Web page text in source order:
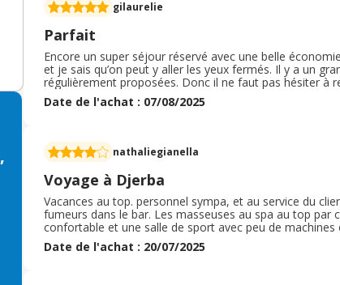
gilaurelie
Parfait
Encore un super séjour réservé avec une belle
et je sais qu’on peut y aller les yeux fermés. Il y a un
régulièrement proposées. Donc il ne faut pas hésiter à
est très facile, il est également possible de se faire
en plusieurs fois ce qui est appréciable.
Date de l'achat : 07/08/2025
nathaliegianella
Voyage à Djerba
Vacances au top. personnel sympa, et au service du
fumeurs dans le bar. Les masseuses au spa au top par
confortable et une salle de sport avec peu de
restauration correcte avec du choix et les serveurs aux
d’animation dû au fait qu’il y ait peu de clients
Date de l'achat : 20/07/2025